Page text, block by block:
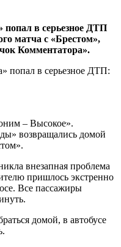
попал в серьезное ДТП
матча с «Брестом»,
Комментатора».
– Высокое».
возвращались домой
внезапная проблема
пришлось экстренно
Все пассажиры
домой, в автобусе